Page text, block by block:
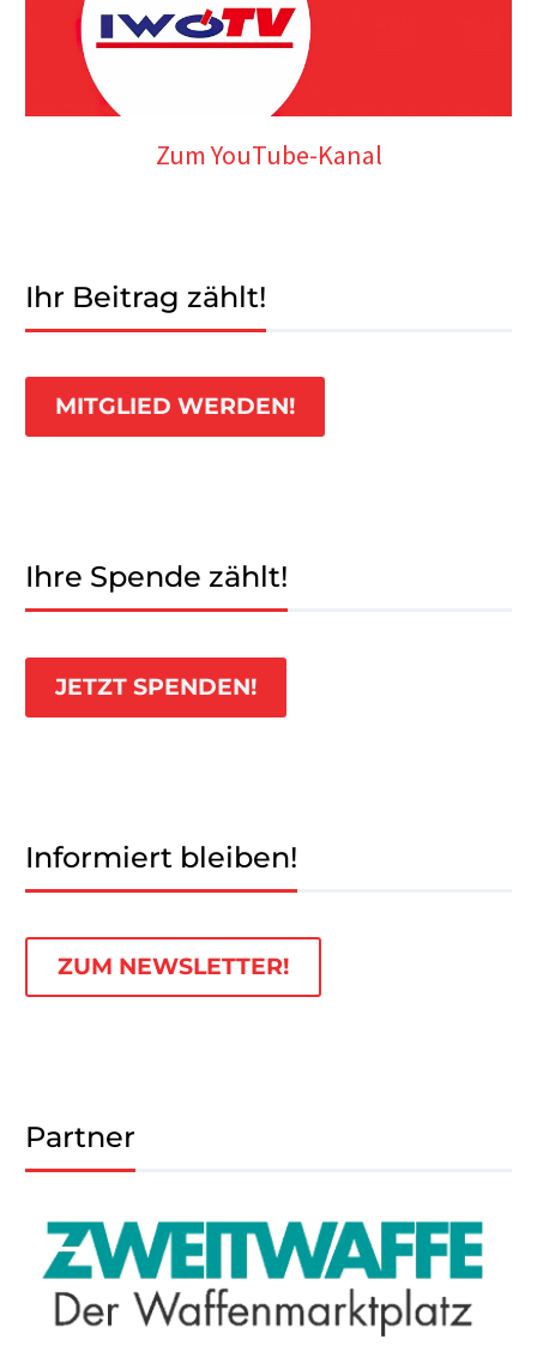
Zum YouTube-Kanal
Ihr Beitrag zählt!
MITGLIED WERDEN!
Ihre Spende zählt!
JETZT SPENDEN!
Informiert bleiben!
ZUM NEWSLETTER!
Partner